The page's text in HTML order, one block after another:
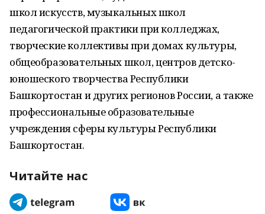
школ искусств, музыкальных школ
педагогической практики при колледжах,
творческие коллективы при домах культуры,
общеобразовательных школ, центров детско-
юношеского творчества Республики
Башкортостан и других регионов России, а также
профессиональные образовательные
учреждения сферы культуры Республики
Башкортостан.
Читайте нас